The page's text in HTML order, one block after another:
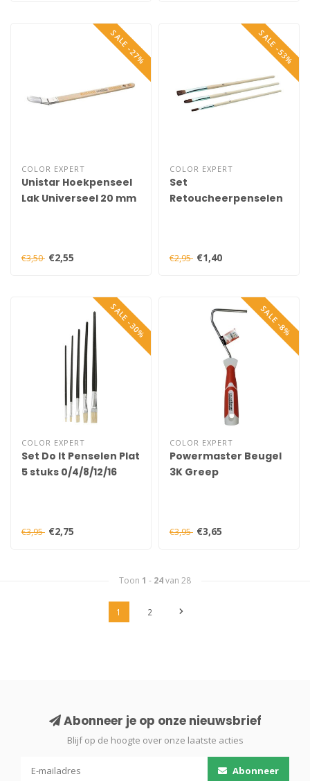
SALE -27%
COLOR EXPERT
Unistar Hoekpenseel
Lak Universeel 20 mm
€3,50 €2,55
SALE -53%
COLOR EXPERT
Set
Retoucheerpenselen
€2,95 €1,40
SALE -30%
COLOR EXPERT
Set Do It Penselen Plat
5 stuks 0/4/8/12/16
€3,95 €2,75
SALE -8%
COLOR EXPERT
Powermaster Beugel
3K Greep
€3,95 €3,65
Toon 1 - 24van 28
1 2
Abonneer je op onze nieuwsbrief
Blijf op de hoogte over onze laatste acties
Abonneer